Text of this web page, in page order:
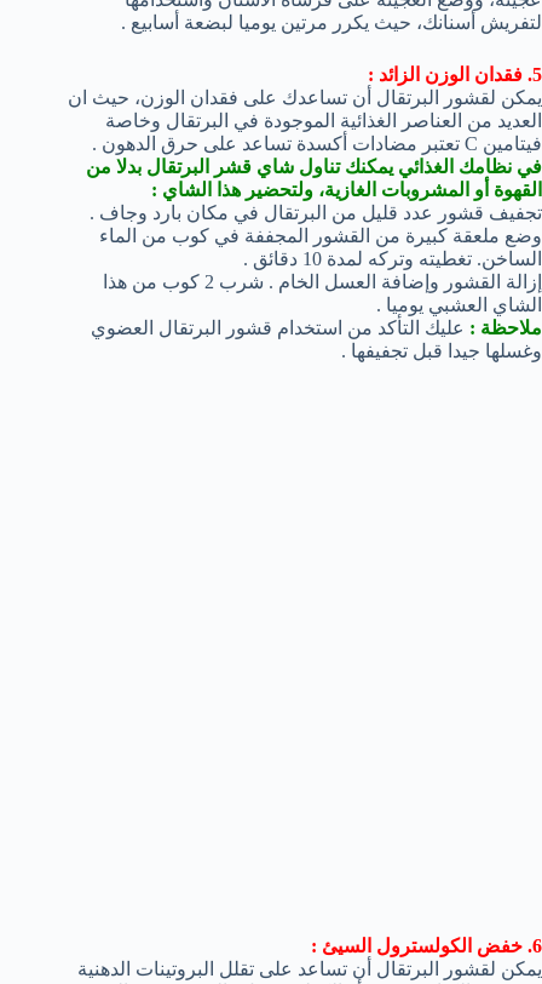
لتفريش أسنانك، حيث يكرر مرتين يوميا لبضعة أسابيع .
5. فقدان الوزن الزائد :
يمكن لقشور البرتقال أن تساعدك على فقدان الوزن، حيث ان
العديد من العناصر الغذائية الموجودة في البرتقال وخاصة
فيتامين C تعتبر مضادات أكسدة تساعد على حرق الدهون .
في نظامك الغذائي يمكنك تناول شاي قشر البرتقال بدلا من
القهوة أو المشروبات الغازية، ولتحضير هذا الشاي :
تجفيف قشور عدد قليل من البرتقال في مكان بارد وجاف .
وضع ملعقة كبيرة من القشور المجففة في كوب من الماء
الساخن. تغطيته وتركه لمدة 10 دقائق .
إزالة القشور وإضافة العسل الخام . شرب 2 كوب من هذا
الشاي العشبي يوميا .
ملاحظة : عليك التأكد من استخدام قشور البرتقال العضوي
وغسلها جيدا قبل تجفيفها .
6. خفض الكولسترول السيئ :
يمكن لقشور البرتقال أن تساعد على تقلل البروتينات الدهنية